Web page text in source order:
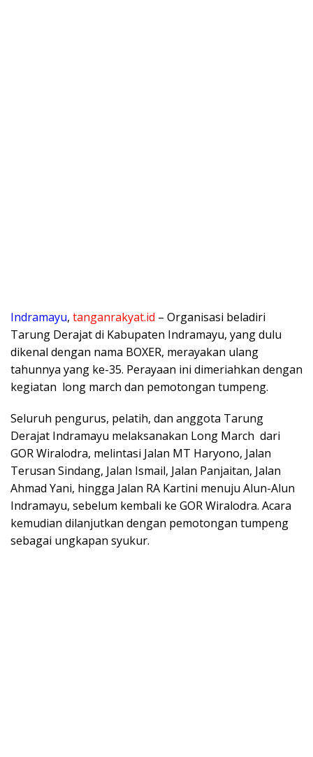
Indramayu, tanganrakyat.id – Organisasi beladiri
Tarung Derajat di Kabupaten Indramayu, yang dulu
dikenal dengan nama BOXER, merayakan ulang
tahunnya yang ke-35. Perayaan ini dimeriahkan dengan
kegiatan long march dan pemotongan tumpeng.
Seluruh pengurus, pelatih, dan anggota Tarung
Derajat Indramayu melaksanakan Long March dari
GOR Wiralodra, melintasi Jalan MT Haryono, Jalan
Terusan Sindang, Jalan Ismail, Jalan Panjaitan, Jalan
Ahmad Yani, hingga Jalan RA Kartini menuju Alun-Alun
Indramayu, sebelum kembali ke GOR Wiralodra. Acara
kemudian dilanjutkan dengan pemotongan tumpeng
sebagai ungkapan syukur.